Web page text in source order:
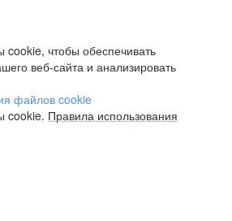
чтобы обеспечивать
веб-сайта и анализировать
файлов cookie
cookie. Правила использования